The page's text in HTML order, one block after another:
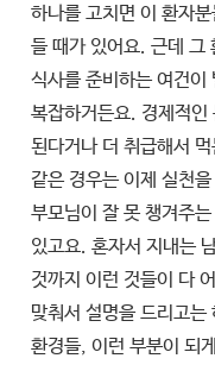
하나를 고치면 이 환자
들 때가 있어요. 근데 그
식사를 준비하는 여건이
복잡하거든요. 경제적
된다거나 더 취급해서
같은 경우는 이제 실천
부모님이 잘 못 챙겨주
있고요. 혼자서 지내는
것까지 이런 것들이 다
맞춰서 설명을 드리고는
환경들, 이런 부분이 되